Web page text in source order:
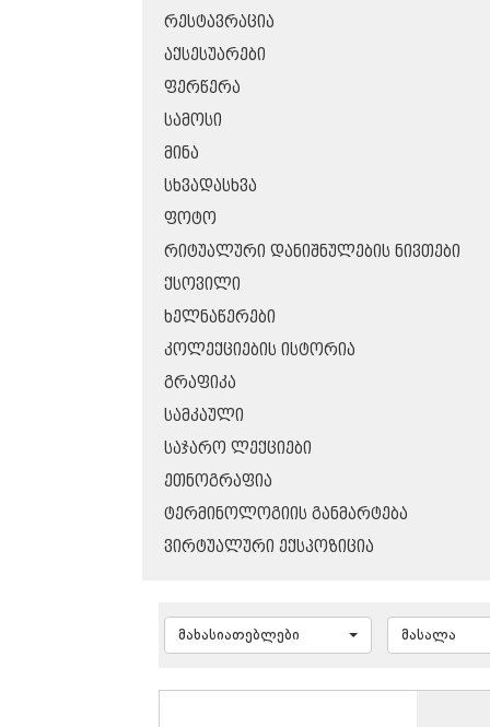
ᲠᲔᲡᲢᲐᲕᲠᲐᲪᲘᲐ
ᲐᲥᲡᲔᲡᲣᲐᲠᲔᲑᲘ
ᲤᲔᲠᲬᲔᲠᲐ
ᲡᲐᲛᲝᲡᲘ
ᲛᲘᲜᲐ
ᲡᲮᲕᲐᲓᲐᲡᲮᲕᲐ
ᲤᲝᲢᲝ
ᲠᲘᲢᲣᲐᲚᲣᲠᲘ ᲓᲐᲜᲘᲨᲜᲣᲚᲔᲑᲘᲡ ᲜᲘᲕᲗᲔᲑᲘ
ᲥᲡᲝᲕᲘᲚᲘ
ᲮᲔᲚᲜᲐᲬᲔᲠᲔᲑᲘ
ᲙᲝᲚᲔᲥᲪᲘᲔᲑᲘᲡ ᲘᲡᲢᲝᲠᲘᲐ
ᲒᲠᲐᲤᲘᲙᲐ
ᲡᲐᲛᲙᲐᲣᲚᲘ
ᲡᲐᲯᲐᲠᲝ ᲚᲔᲥᲪᲘᲔᲑᲘ
ᲔᲗᲜᲝᲒᲠᲐᲤᲘᲐ
ᲢᲔᲠᲛᲘᲜᲝᲚᲝᲒᲘᲘᲡ ᲒᲐᲜᲛᲐᲠᲢᲔᲑᲐ
ᲕᲘᲠᲢᲣᲐᲚᲣᲠᲘ ᲔᲥᲡᲞᲝᲖᲘᲪᲘᲐ
მახასიათებლები მასალა